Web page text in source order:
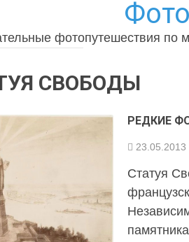
фотопутешествия по
СВОБОДЫ
РЕДКИЕ
23.05.2013
Статуя